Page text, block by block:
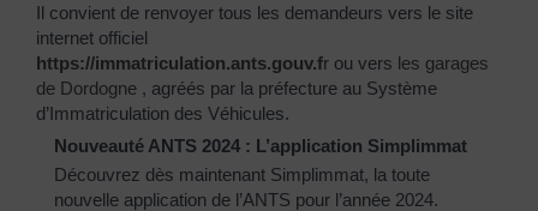
Il convient de renvoyer tous les demandeurs vers le site
internet officiel
https://immatriculation.ants.gouv.fr ou vers les garages
de Dordogne , agréés par la préfecture au Système
d’Immatriculation des Véhicules.
Nouveauté ANTS 2024 : L’application Simplimmat
Découvrez dès maintenant Simplimmat, la toute
nouvelle application de l’ANTS pour l’année 2024.